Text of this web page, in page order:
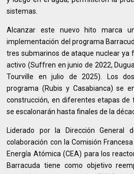
sistemas.
Alcanzar este nuevo hito marca
implementación del programa
tres submarinos de ataque nuclear ya
activo (Suffren en junio de 2022,
Tourville en julio de 2025). Los
programa (Rubis y Casabianca) se
construcción, en diferentes etapas de
se escalonarán hasta finales de la
Liderado por la Dirección General
colaboración con la Comisión
Energía Atómica (CEA) para los
Barracuda tiene como objetivo